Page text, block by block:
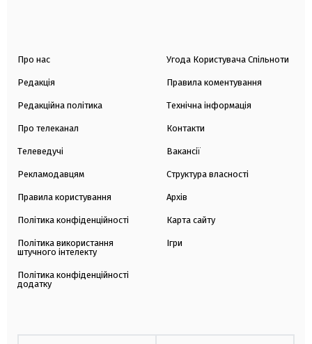
Про нас
Редакція
Редакційна політика
Про телеканал
Телеведучі
Рекламодавцям
Правила користування
Політика конфіденційності
Політика використання
штучного інтелекту
Політика конфіденційності
додатку
Угода Користувача Спільноти
Правила коментування
Технічна інформація
Контакти
Вакансії
Структура власності
Архів
Карта сайту
Ігри